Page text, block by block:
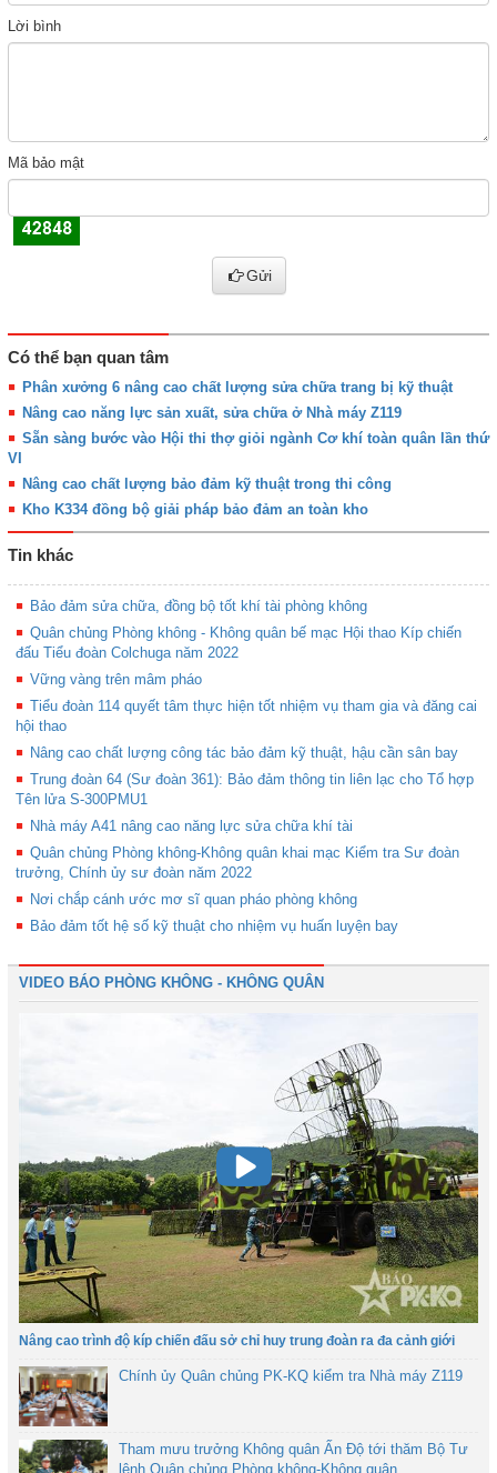
Lời bình
Mã bảo mật
Gửi
Có thể bạn quan tâm
Phân xưởng 6 nâng cao chất lượng sửa chữa trang bị kỹ thuật
Nâng cao năng lực sản xuất, sửa chữa ở Nhà máy Z119
Sẵn sàng bước vào Hội thi thợ giỏi ngành Cơ khí toàn quân lần thứ
VI
Nâng cao chất lượng bảo đảm kỹ thuật trong thi công
Kho K334 đồng bộ giải pháp bảo đảm an toàn kho
Tin khác
Bảo đảm sửa chữa, đồng bộ tốt khí tài phòng không
Quân chủng Phòng không - Không quân bế mạc Hội thao Kíp chiến
đấu Tiểu đoàn Colchuga năm 2022
Vững vàng trên mâm pháo
Tiểu đoàn 114 quyết tâm thực hiện tốt nhiệm vụ tham gia và đăng cai
hội thao
Nâng cao chất lượng công tác bảo đảm kỹ thuật, hậu cần sân bay
Trung đoàn 64 (Sư đoàn 361): Bảo đảm thông tin liên lạc cho Tổ hợp
Tên lửa S-300PMU1
Nhà máy A41 nâng cao năng lực sửa chữa khí tài
Quân chủng Phòng không-Không quân khai mạc Kiểm tra Sư đoàn
trưởng, Chính ủy sư đoàn năm 2022
Nơi chắp cánh ước mơ sĩ quan pháo phòng không
Bảo đảm tốt hệ số kỹ thuật cho nhiệm vụ huấn luyện bay
VIDEO BÁO PHÒNG KHÔNG - KHÔNG QUÂN
Nâng cao trình độ kíp chiến đấu sở chỉ huy trung đoàn ra đa cảnh giới
Chính ủy Quân chủng PK-KQ kiểm tra Nhà máy Z119
Tham mưu trưởng Không quân Ấn Độ tới thăm Bộ Tư
lệnh Quân chủng Phòng không-Không quân